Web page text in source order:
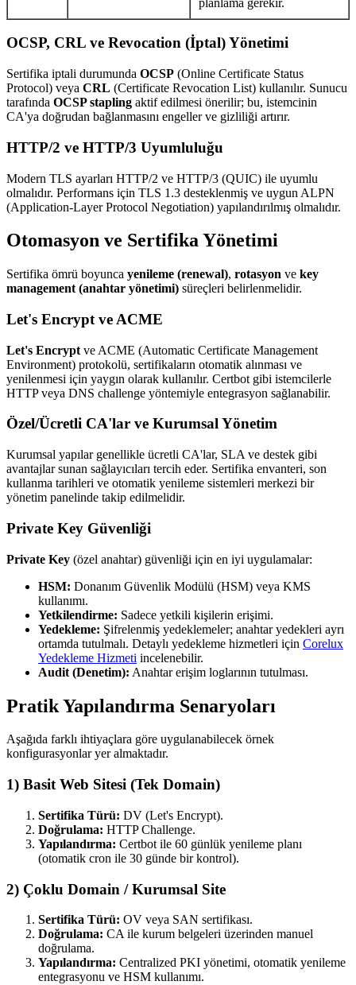
OCSP, CRL ve Revocation (İptal) Yönetimi
Sertifika iptali durumunda OCSP (Online Certificate Status
Protocol) veya CRL (Certificate Revocation List) kullanılır. Sunucu
tarafında OCSP stapling aktif edilmesi önerilir; bu, istemcinin
CA'ya doğrudan bağlanmasını engeller ve gizliliği artırır.
HTTP/2 ve HTTP/3 Uyumluluğu
Modern TLS ayarları HTTP/2 ve HTTP/3 (QUIC) ile uyumlu
olmalıdır. Performans için TLS 1.3 desteklenmiş ve uygun ALPN
(Application-Layer Protocol Negotiation) yapılandırılmış olmalıdır.
Otomasyon ve Sertifika Yönetimi
Sertifika ömrü boyunca yenileme (renewal), rotasyon ve key
management (anahtar yönetimi) süreçleri belirlenmelidir.
Let's Encrypt ve ACME
Let's Encrypt ve ACME (Automatic Certificate Management
Environment) protokolü, sertifikaların otomatik alınması ve
yenilenmesi için yaygın olarak kullanılır. Certbot gibi istemcilerle
HTTP veya DNS challenge yöntemiyle entegrasyon sağlanabilir.
Özel/Ücretli CA'lar ve Kurumsal Yönetim
Kurumsal yapılar genellikle ücretli CA'lar, SLA ve destek gibi
avantajlar sunan sağlayıcıları tercih eder. Sertifika envanteri, son
kullanma tarihleri ve otomatik yenileme sistemleri merkezi bir
yönetim panelinde takip edilmelidir.
Private Key Güvenliği
Private Key (özel anahtar) güvenliği için en iyi uygulamalar:
HSM: Donanım Güvenlik Modülü (HSM) veya KMS
kullanımı.
Yetkilendirme: Sadece yetkili kişilerin erişimi.
Yedekleme: Şifrelenmiş yedeklemeler; anahtar yedekleri ayrı
ortamda tutulmalı. Detaylı yedekleme hizmetleri için Corelux
Yedekleme Hizmeti incelenebilir.
Audit (Denetim): Anahtar erişim loglarının tutulması.
Pratik Yapılandırma Senaryoları
Aşağıda farklı ihtiyaçlara göre uygulanabilecek örnek
konfigurasyonlar yer almaktadır.
1) Basit Web Sitesi (Tek Domain)
Sertifika Türü: DV (Let's Encrypt).
Doğrulama: HTTP Challenge.
Yapılandırma: Certbot ile 60 günlük yenileme planı
(otomatik cron ile 30 günde bir kontrol).
2) Çoklu Domain / Kurumsal Site
Sertifika Türü: OV veya SAN sertifikası.
Doğrulama: CA ile kurum belgeleri üzerinden manuel
doğrulama.
Yapılandırma: Centralized PKI yönetimi, otomatik yenileme
entegrasyonu ve HSM kullanımı.